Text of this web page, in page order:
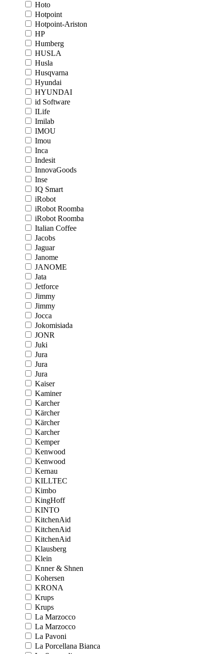
Hoto
Hotpoint
Hotpoint-Ariston
HP
Humberg
HUSLA
Husla
Husqvarna
Hyundai
HYUNDAI
id Software
ILife
Imilab
IMOU
Imou
Inca
Indesit
InnovaGoods
Inse
IQ Smart
iRobot
iRobot Roomba
iRobot Roomba
Italian Coffee
Jacobs
Jaguar
Janome
JANOME
Jata
Jetforce
Jimmy
Jimmy
Jocca
Jokomisiada
JONR
Juki
Jura
Jura
Jura
Kaiser
Kaminer
Karcher
Kärcher
Kärcher
Karcher
Kemper
Kenwood
Kenwood
Kernau
KILLTEC
Kimbo
KingHoff
KINTO
KitchenAid
KitchenAid
KitchenAid
Klausberg
Klein
Knner & Shnen
Kohersen
KRONA
Krups
Krups
La Marzocco
La Marzocco
La Pavoni
La Porcellana Bianca